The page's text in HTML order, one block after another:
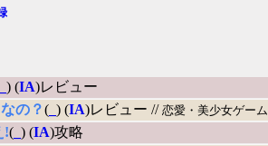
) (IA)レビュー
の？(_ ) (IA)レビュー // 恋愛・美少女ゲーム
!(_ ) (IA)攻略